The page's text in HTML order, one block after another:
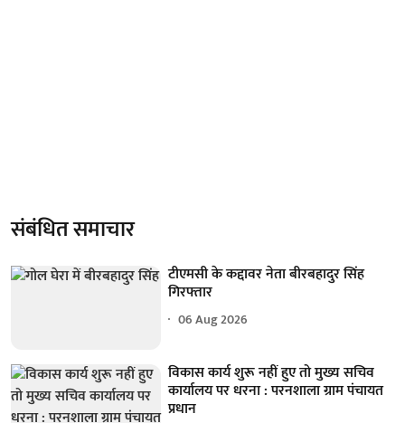
संबंधित समाचार
टीएमसी के कद्दावर नेता बीरबहादुर सिंह
गिरफ्तार
06 Aug 2026
विकास कार्य शुरू नहीं हुए तो मुख्य सचिव
कार्यालय पर धरना : परनशाला ग्राम पंचायत
प्रधान